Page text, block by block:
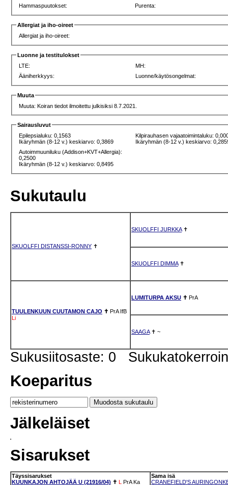
Hammaspuutokset:
Purenta:
Allergiat ja iho-oireet
Allergiat ja iho-oireet:
Luonne ja testitulokset
LTE:
MH:
Ääniherkkyys:
Luonne/käytösongelmat:
Muuta
Muuta: Koiran tiedot ilmoitettu julkisiksi 8.7.2021.
Sairausluvut
Epilepsialuku: 0,1563
Ikäryhmän (8-12 v.) keskiarvo: 0,3869
Kilpirauhasen vajaatoimintaluku:
Ikäryhmän (8-12 v.) keskiarvo:
Autoimmuuniluku (Addison+KVT+Allergia):
0,2500
Ikäryhmän (8-12 v.) keskiarvo: 0,8495
Sukutaulu
SKUOLFFI DISTANSSI-RONNY ✝
SKUOLFFI JURKKA✝
SKUOLFFI DIMMA✝
TUULENKUUN CUUTAMON CAJO ✝ PrA IfB
Li
LUMITURPA AKSU ✝ PrA
SAAGA✝ ~
Sukusiitosaste: 0
Koeparitus
Jälkeläiset
Sisarukset
Täyssisarukset
KUUNKAJON AHTOJÄÄ U (21916/04) ✝ L PrA Ka
Sama isä
CRANEFIELD'S